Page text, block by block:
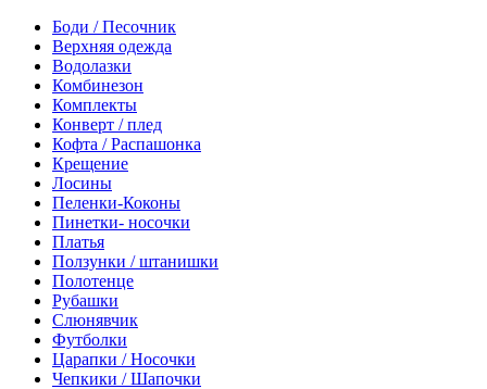
Боди / Песочник
Верхняя одежда
Водолазки
Комбинезон
Комплекты
Конверт / плед
Кофта / Распашонка
Крещение
Лосины
Пеленки-Коконы
Пинетки- носочки
Платья
Ползунки / штанишки
Полотенце
Рубашки
Слюнявчик
Футболки
Царапки / Носочки
Чепкики / Шапочки